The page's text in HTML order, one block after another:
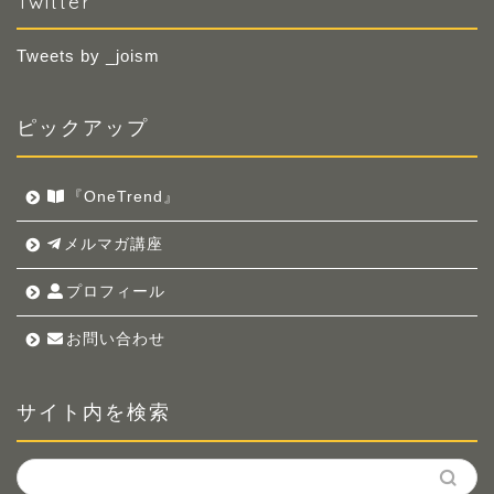
Tweets by _joism
ピックアップ
『OneTrend』
メルマガ講座
プロフィール
お問い合わせ
サイト内を検索